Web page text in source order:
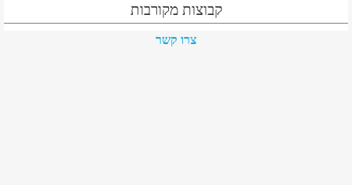
קבוצות מקורבות
צרו קשר